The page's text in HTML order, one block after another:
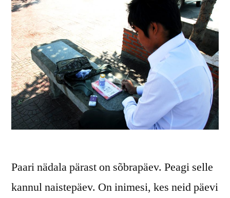
Paari nädala pärast on sõbrapäev. Peagi selle
kannul naistepäev. On inimesi, kes neid päevi